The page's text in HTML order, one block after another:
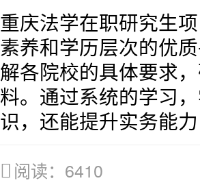
重庆法学在职研究生
素养和学历层次的优
解各院校的具体要求
料。通过系统的学习
识，还能提升实务能
阅读：6410